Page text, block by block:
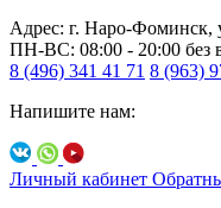
Адрес: г. Наро-Фоминск,
ПН-ВС: 08:00 - 20:00 без
8 (496) 341 41 71 8 (963)
Напишите нам:
Личный кабинет